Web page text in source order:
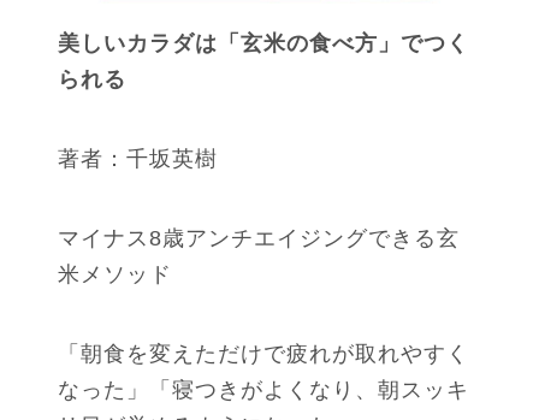
美しいカラダは「玄米の食べ方」でつく
られる
著者：千坂英樹
マイナス8歳アンチエイジングできる玄
米メソッド
「朝食を変えただけで疲れが取れやすく
なった」「寝つきがよくなり、朝スッキ